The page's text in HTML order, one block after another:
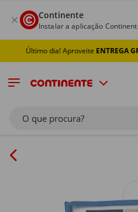
Continente
Instalar a aplicação
Último dia! AproveiteENTREGA
O que procura?